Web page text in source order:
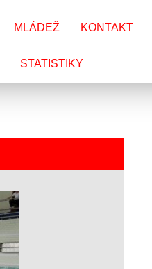
MLÁDEŽ KONTAKT
STATISTIKY